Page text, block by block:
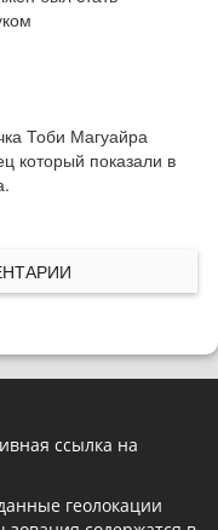
Тоби Магуайра
который показали в
ссылка на
геолокации